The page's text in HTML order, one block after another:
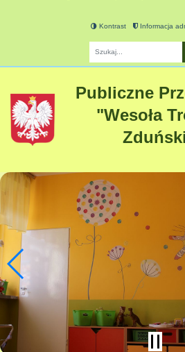
Kontrast Informacja
Publiczne
"Wesoła